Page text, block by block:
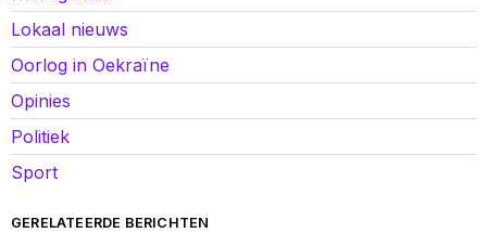
Lokaal nieuws
Oorlog in Oekraïne
Opinies
Politiek
Sport
GERELATEERDE BERICHTEN